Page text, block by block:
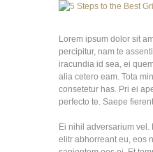
Lorem ipsum dolor sit
percipitur, nam te
iracundia id sea, ei
alia cetero eam. Tota
consetetur has. Pri ei
perfecto te. Saepe
Ei nihil adversarium
elitr abhorreant eu, eos